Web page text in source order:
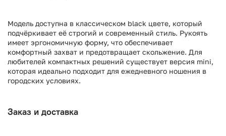
Модель доступна в классическом black цвете, который
подчёркивает её строгий и современный стиль. Рукоять
имеет эргономичную форму, что обеспечивает
комфортный захват и предотвращает скольжение. Для
любителей компактных решений существует версия mini,
которая идеально подходит для ежедневного ношения в
городских условиях.
Заказ и доставка